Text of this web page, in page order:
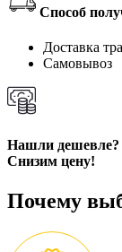
Способ
Доставка
Самовывоз
Нашли дешевле?
Снизим цену!
Почему